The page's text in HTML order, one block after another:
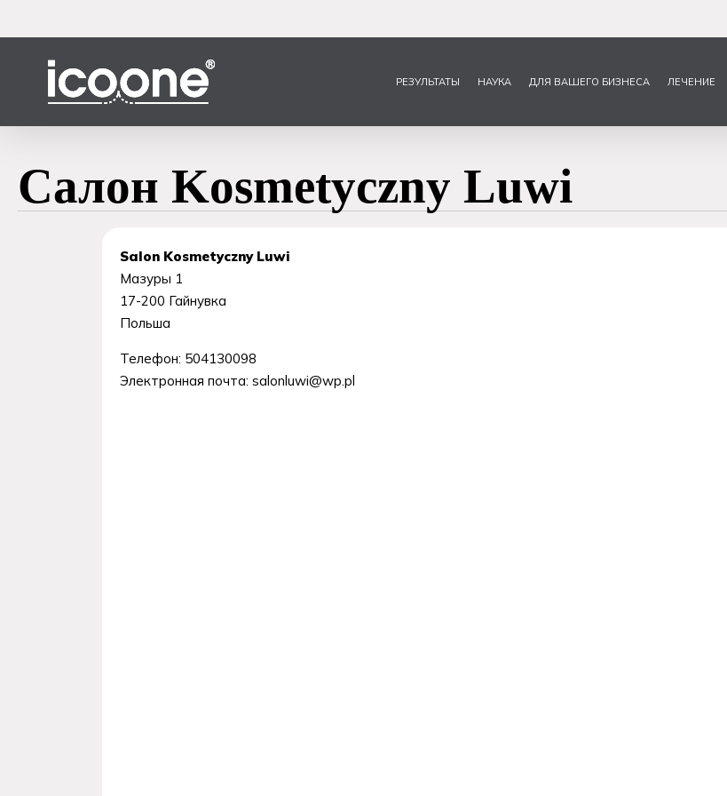
содержанию
РЕЗУЛЬТАТЫ НАУКА ДЛЯ ВАШЕГО БИЗНЕСА ЛЕЧЕНИЕ
Салон Kosmetyczny Luwi
Salon Kosmetyczny Luwi
Мазуры 1
17-200 Гайнувка
Польша
Телефон: 504130098
Электронная почта: salonluwi@wp.pl